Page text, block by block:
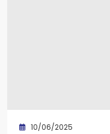
10/06/2025